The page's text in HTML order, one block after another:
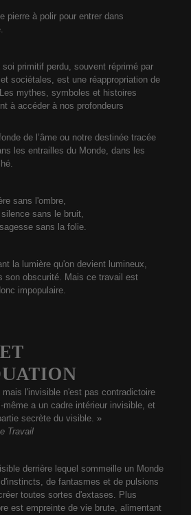
pierre à polir pour entrer dans
primitif perdu, souvent réprimé par
sociétales, est une réappropriation de
mythes, symboles et histoires
à accéder à nos profondeurs
de l’âme ou notre destinée tracée
les entrailles du Monde, dans les
sans l'ombre,
sans le bruit,
sans la folie.
la lumière qu'on devient lumineux,
son obscurité. Mais ce travail est
impopulaire.
l'invisible n'est pas contradictoire
a un cadre intérieur invisible, et
secrète du visible. »
Travail
derrière lequel sommeille un Monde
de fantasmes et de pulsions
toutes sortes d'extases. Plus
est empreinte de vie brute, alimentant